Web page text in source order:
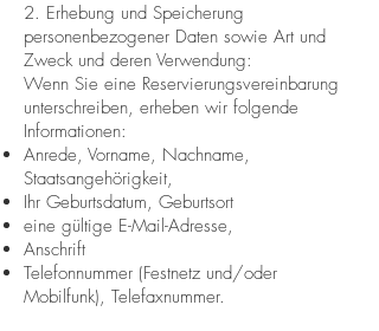
2. Erhebung und Speicherung
personenbezogener Daten sowie Art und
Zweck und deren Verwendung:
Wenn Sie eine Reservierungsvereinbarung
unterschreiben, erheben wir folgende
Informationen:
Anrede, Vorname, Nachname,
Staatsangehörigkeit,
Ihr Geburtsdatum, Geburtsort
eine gültige E-Mail-Adresse,
Anschrift
Telefonnummer (Festnetz und/oder
Mobilfunk), Telefaxnummer.